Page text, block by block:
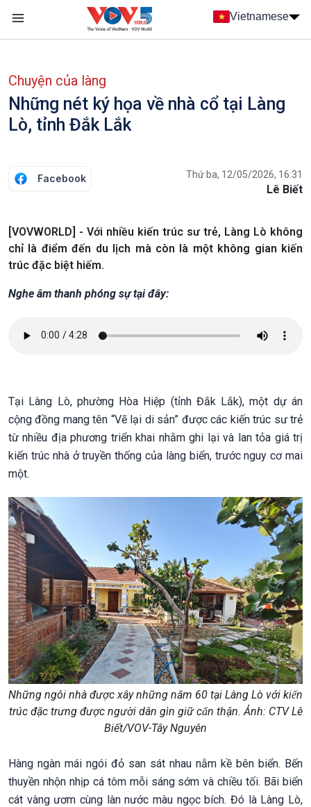
Nhảy đến nội dung
Vietnamese
Chuyện của làng
Những nét ký họa về nhà cổ tại Làng
Lò, tỉnh Đắk Lắk
Facebook Thứ ba, 12/05/2026, 16:31
Lê Biết
[VOVWORLD] - Với nhiều kiến trúc sư trẻ, Làng Lò không
chỉ là điểm đến du lịch mà còn là một không gian kiến
trúc đặc biệt hiếm.
Nghe âm thanh phóng sự tại đây:
Tại Làng Lò, phường Hòa Hiệp (tỉnh Đắk Lắk), một dự án
cộng đồng mang tên “Vẽ lại di sản” được các kiến trúc sư trẻ
từ nhiều địa phương triển khai nhằm ghi lại và lan tỏa giá trị
kiến trúc nhà ở truyền thống của làng biển, trước nguy cơ mai
một.
Những ngôi nhà được xây những năm 60 tại Làng Lò với kiến
trúc đặc trưng được người dân gìn giữ cẩn thận. Ảnh: CTV Lê
Biết/VOV-Tây Nguyên
Hàng ngàn mái ngói đỏ san sát nhau nằm kề bên biển. Bến
thuyền nhộn nhịp cá tôm mỗi sáng sớm và chiều tối. Bãi biển
cát vàng ươm cùng làn nước màu ngọc bích. Đó là Làng Lò,